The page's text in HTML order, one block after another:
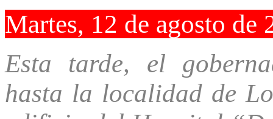
Martes, 12 de agosto de
Esta tarde, el
hasta la localidad de